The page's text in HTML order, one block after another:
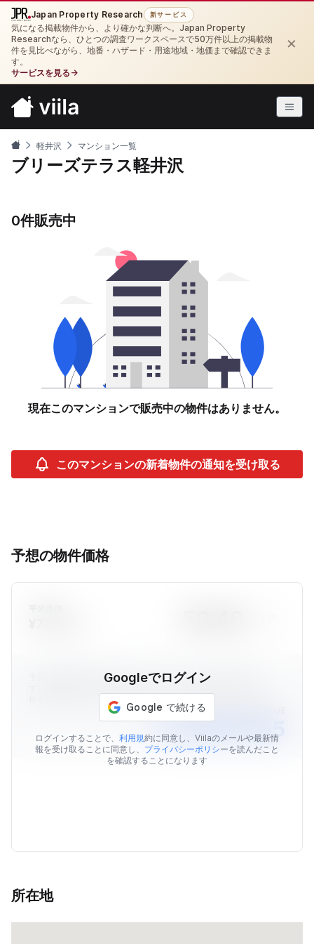
Japan Property Research 新サービス
気になる掲載物件から、より確かな判断へ。Japan Property
Researchなら、ひとつの調査ワークスペースで50万件以上の掲載物
件を見比べながら、地番・ハザード・用途地域・地価まで確認できま
す。
サービスを見る →
×
軽井沢 マンション一覧
ブリーズテラス軽井沢
0件販売中
現在このマンションで販売中の物件はありません。
このマンションの新着物件の通知を受け取る
予想の物件価格
Googleでログイン
ログインすることで、 利用規約に同意し、Viilaのメールや最新情
報を受け取ることに同意し、 プライバシーポリシーを読んだこと
を確認することになります
予想の物件価格はViilaのデータを元に算出された価格情報で
す。表示されている予想価格はあくまでも目安であり、販売価
格を保証するものではありません。
AVERAGE MARKET VALUE
￥38,980,855
所在地